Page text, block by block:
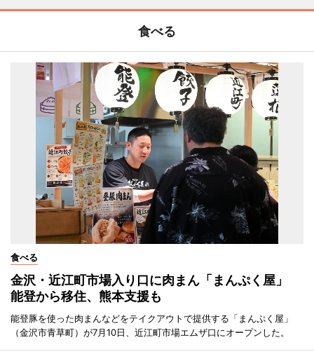
食べる
食べる
金沢・近江町市場入り口に肉まん「まんぷく屋」
能登から移住、熊本支援も
能登豚を使った肉まんなどをテイクアウトで提供する「まんぷく屋」
（金沢市青草町）が7月10日、近江町市場エムザ口にオープンした。